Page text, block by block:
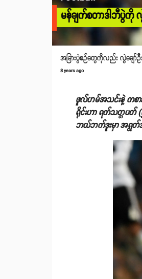
မန်ချက်စတာဒါဘီပွဲကို
အခြားပွဲစဉ်တွေကိုလည်း လွဲချော်ဦး
8 years ago
ဖူလ်ဟမ်အသင်းနဲ့ ကစာ
ရိုင်းဟာ ရက်သတ္တပတ်
ဘယ်ဘက်ဒူးမှာ အရွတ်ဒ